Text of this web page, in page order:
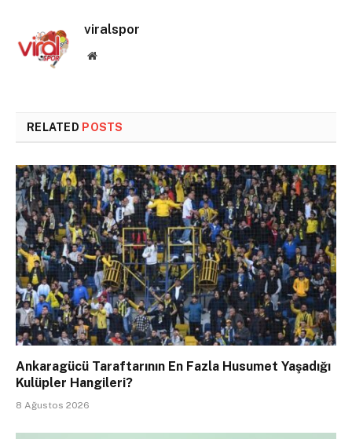
viralspor
Website
RELATED POSTS
Ankaragücü Taraftarının En Fazla Husumet Yaşadığı
Kulüpler Hangileri?
8 Ağustos 2026